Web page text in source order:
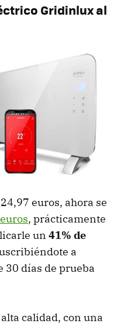
Gridinlux al
euros, ahora se
, prácticamente
un 41% de
a
30 días de prueba
calidad, con una